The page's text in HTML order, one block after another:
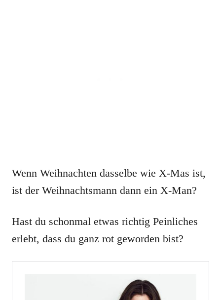
Wenn Weihnachten dasselbe wie X-Mas ist,
ist der Weihnachtsmann dann ein X-Man?
Hast du schonmal etwas richtig Peinliches
erlebt, dass du ganz rot geworden bist?